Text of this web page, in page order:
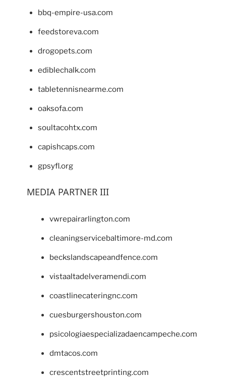
bbq-empire-usa.com
feedstoreva.com
drogopets.com
ediblechalk.com
tabletennisnearme.com
oaksofa.com
soultacohtx.com
capishcaps.com
gpsyfl.org
MEDIA PARTNER III
vwrepairarlington.com
cleaningservicebaltimore-md.com
beckslandscapeandfence.com
vistaaltadelveramendi.com
coastlinecateringnc.com
cuesburgershouston.com
psicologiaespecializadaencampeche.com
dmtacos.com
crescentstreetprinting.com